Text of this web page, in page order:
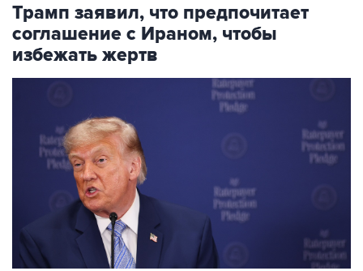
Трамп заявил, что предпочитает
соглашение с Ираном, чтобы
избежать жертв